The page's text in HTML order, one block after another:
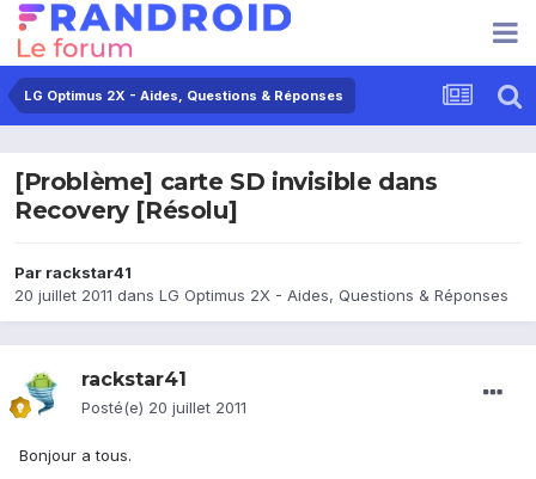
LG Optimus 2X - Aides, Questions & Réponses
[Problème] carte SD invisible dans
Recovery [Résolu]
Par rackstar41
20 juillet 2011 dans LG Optimus 2X - Aides, Questions & Réponses
rackstar41
Posté(e) 20 juillet 2011
Bonjour a tous.